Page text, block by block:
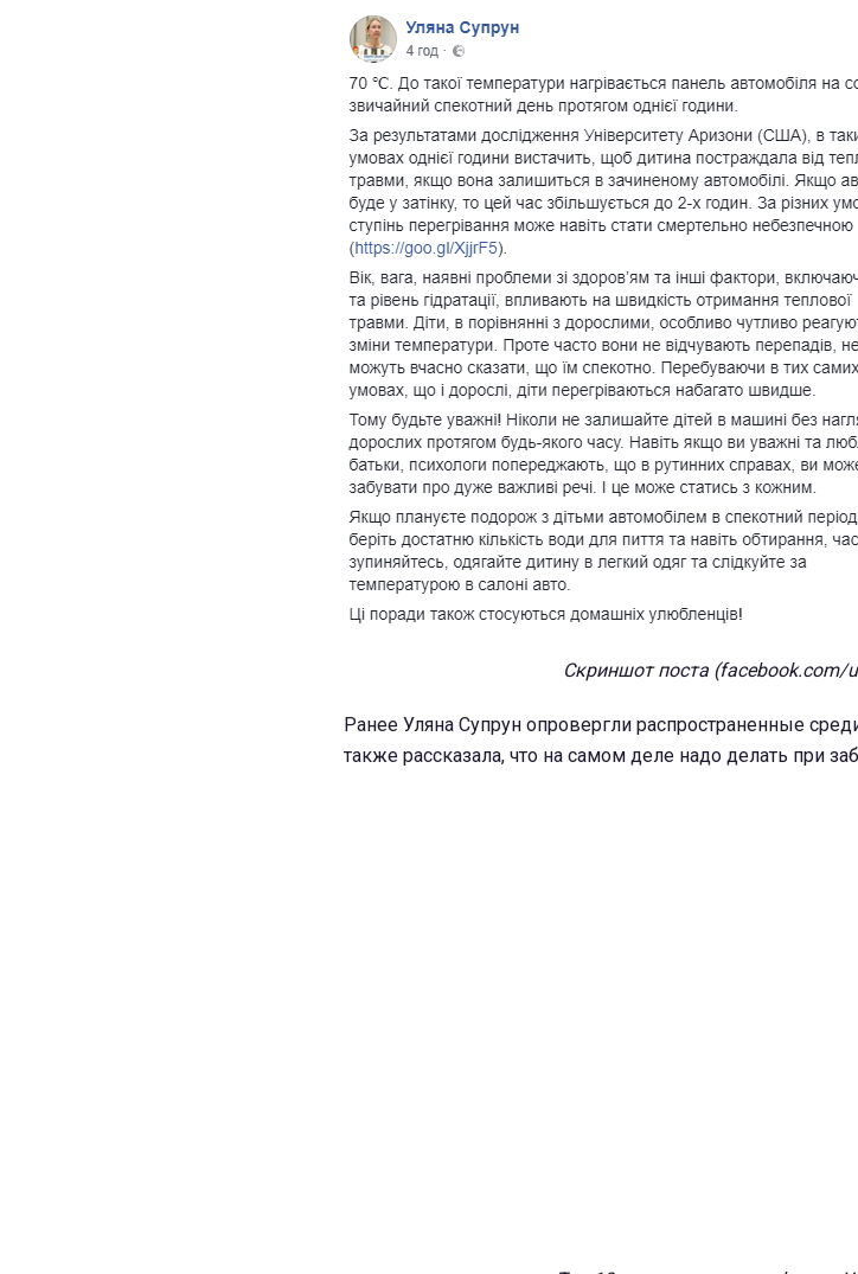
Скриншот поста (facebook.com/
Ранее Уляна Супрун опровергли распространенные
также рассказала, что на самом деле надо делать при